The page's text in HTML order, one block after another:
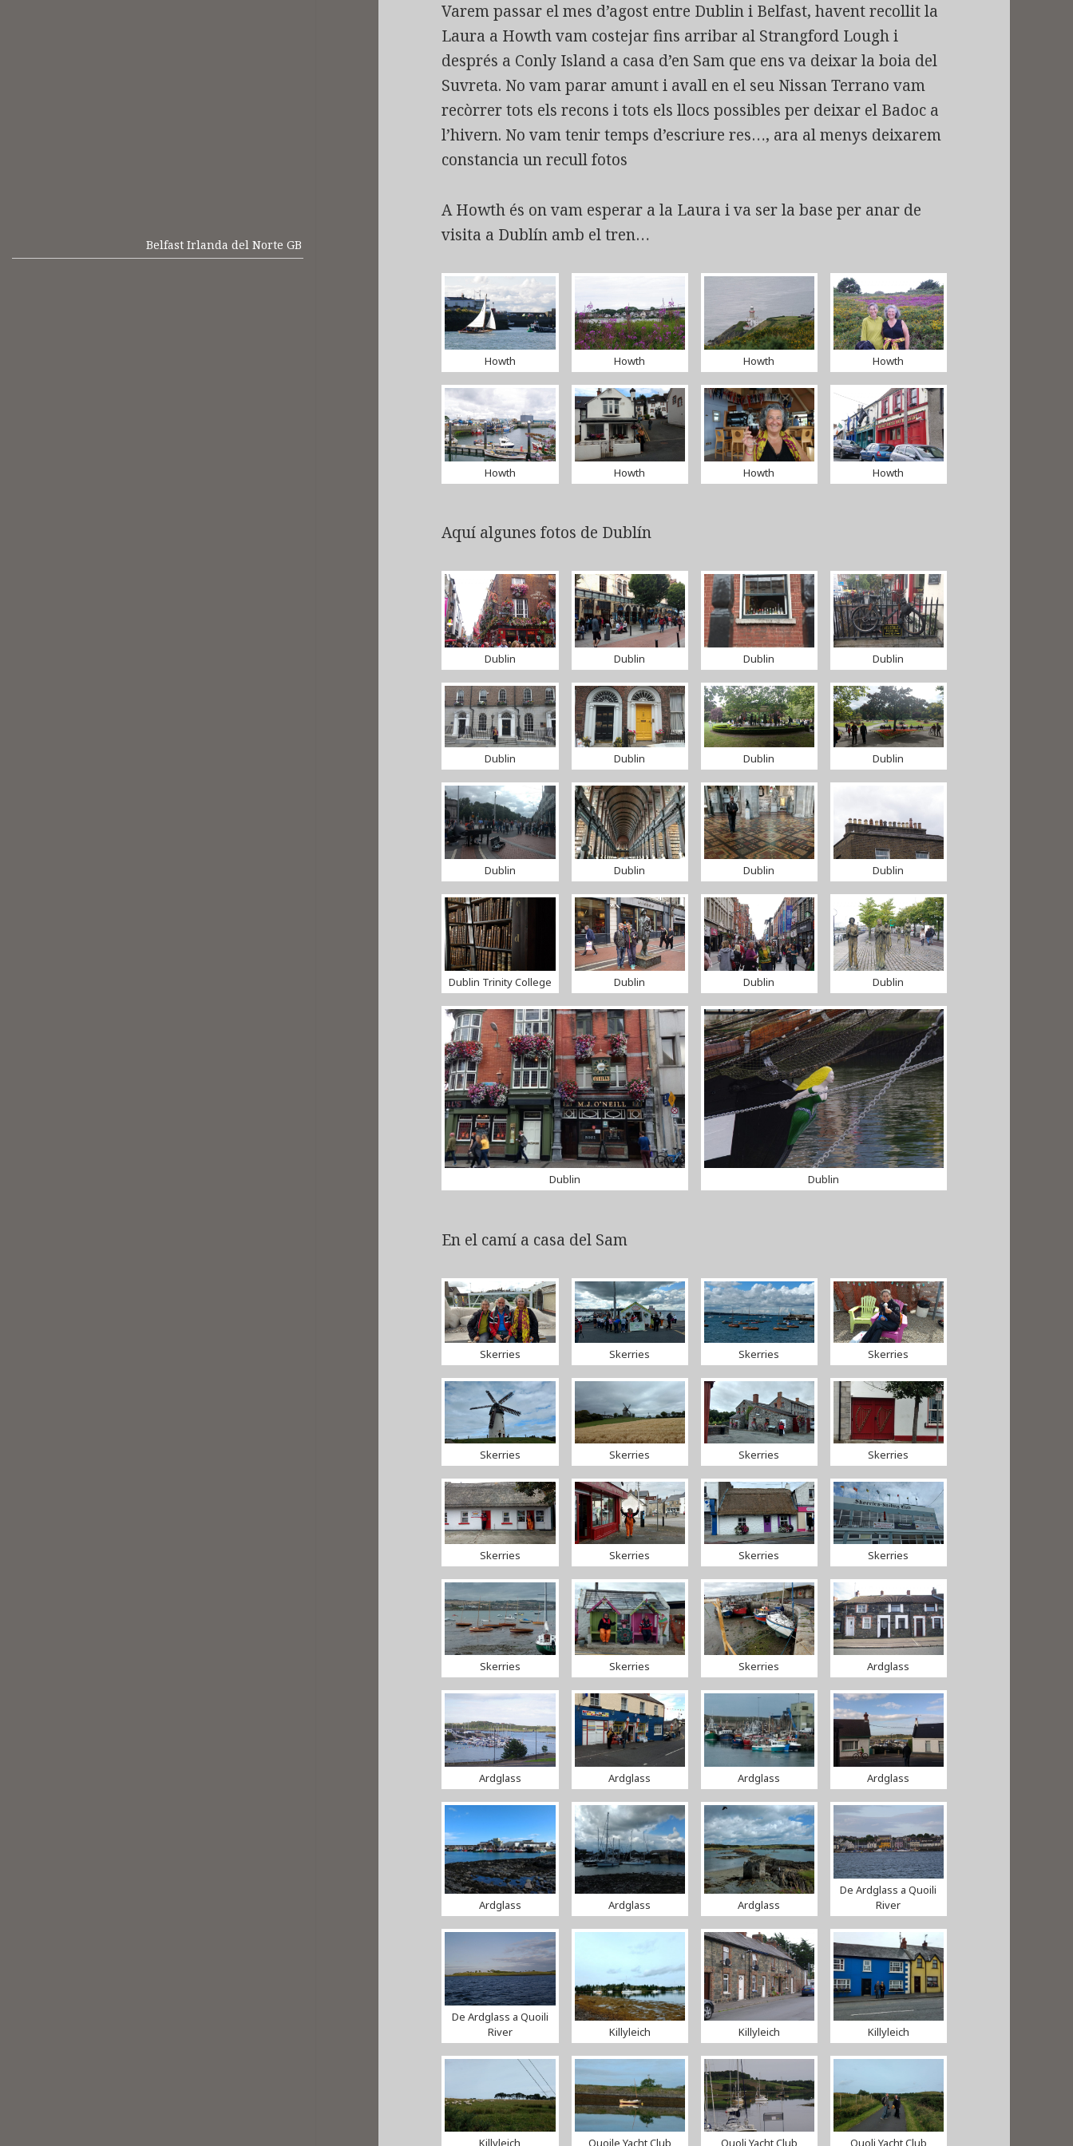
Belfast Irlanda del Norte GB
Varem passar el mes d’agost entre Dublin i Belfast, havent recollit la
Laura a Howth vam costejar fins arribar al Strangford Lough i
després a Conly Island a casa d’en Sam que ens va deixar la boia del
Suvreta. No vam parar amunt i avall en el seu Nissan Terrano vam
recòrrer tots els recons i tots els llocs possibles per deixar el Badoc a
l’hivern. No vam tenir temps d’escriure res…, ara al menys deixarem
constancia un recull fotos
A Howth és on vam esperar a la Laura i va ser la base per anar de
visita a Dublín amb el tren…
Howth Howth Howth Howth
Howth Howth Howth Howth
Aquí algunes fotos de Dublín
Dublin Dublin Dublin Dublin
Dublin Dublin Dublin Dublin
Dublin Dublin Dublin Dublin
Dublin Trinity College Dublin Dublin Dublin
Dublin Dublin
En el camí a casa del Sam
Skerries Skerries Skerries Skerries
Skerries Skerries Skerries Skerries
Skerries Skerries Skerries Skerries
Skerries Skerries Skerries Ardglass
Ardglass Ardglass Ardglass Ardglass
Ardglass Ardglass Ardglass
De Ardglass a Quoili
River
De Ardglass a Quoili
River
Killyleich Killyleich Killyleich
Killyleich Quoile Yacht Club Quoli Yacht Club Quoli Yacht Club